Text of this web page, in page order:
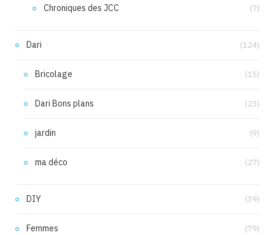
Chroniques des JCC (7)
Dari (124)
Bricolage (15)
Dari Bons plans (23)
jardin (9)
ma déco (27)
DIY (39)
Femmes (79)